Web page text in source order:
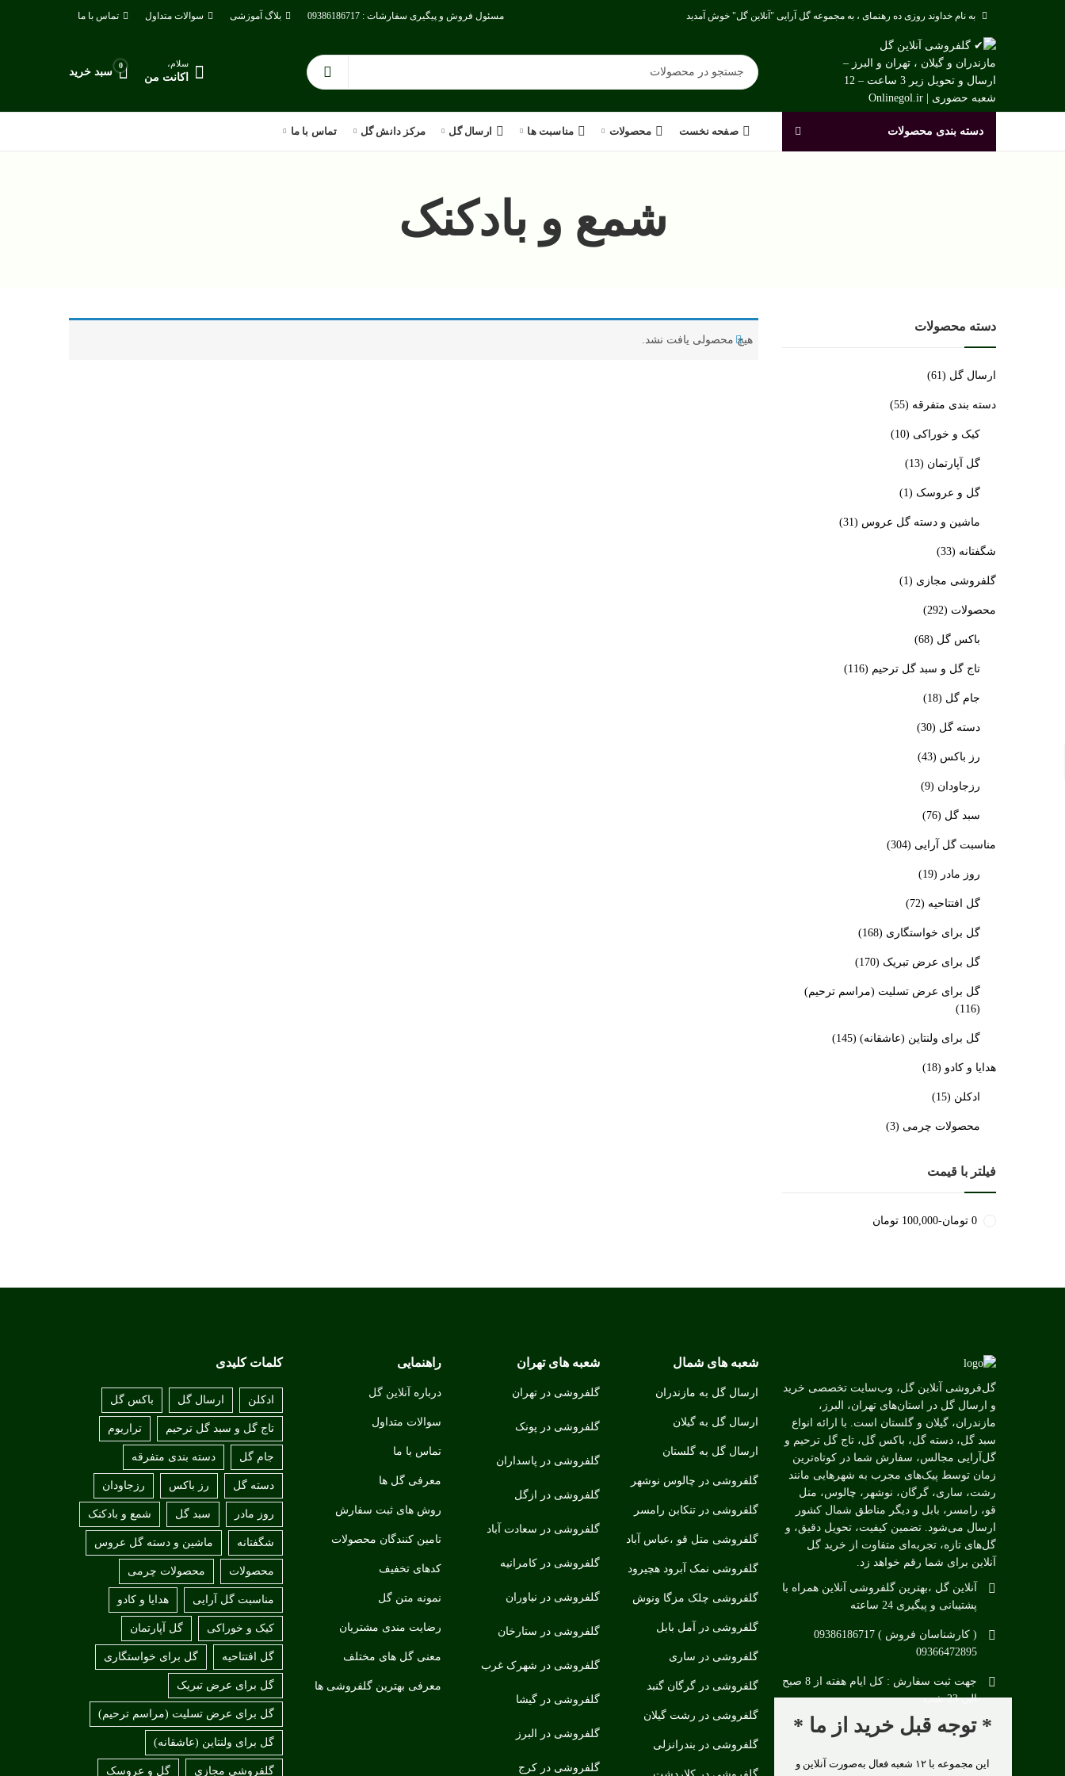
به نام خداوند روزی ده رهنمای ، به مجموعه گل آرایی "آنلاین گل" خوش آمدید مسئول فروش و پیگیری سفارشات : 09386186717 بلاگ آموزشی سوالات متداول تماس با ما
سلام،
اکانت من
0
سبد خرید
دسته بندی محصولات صفحه نخست محصولات مناسبت ها ارسال گل مرکز دانش گل تماس با ما
شمع و بادکنک
هیچ محصولی یافت نشد.
دسته محصولات
ارسال گل (61)
دسته بندی متفرقه (55)
کیک و خوراکی (10)
گل آپارتمان (13)
گل و عروسک (1)
ماشین و دسته گل عروس (31)
شگفتانه (33)
گلفروشی مجازی (1)
محصولات (292)
باکس گل (68)
تاج گل و سبد گل ترحیم (116)
جام گل (18)
دسته گل (30)
رز باکس (43)
رزجاودان (9)
سبد گل (76)
مناسبت گل آرایی (304)
روز مادر (19)
گل افتتاحیه (72)
گل برای خواستگاری (168)
گل برای عرض تبریک (170)
گل برای عرض تسلیت (مراسم ترحیم)
(116)
گل برای ولنتاین (عاشقانه) (145)
هدایا و کادو (18)
ادکلن (15)
محصولات چرمی (3)
فیلتر با قیمت
0 تومان-
100,000 تومان
گل‌فروشی آنلاین گل، وب‌سایت تخصصی خرید
و ارسال گل در استان‌های تهران، البرز،
مازندران، گیلان و گلستان است. با ارائه انواع
سبد گل، دسته گل، باکس گل، تاج گل ترحیم و
گل‌آرایی مجالس، سفارش شما در کوتاه‌ترین
زمان توسط پیک‌های مجرب به شهرهایی مانند
رشت، ساری، گرگان، نوشهر، چالوس، متل
قو، رامسر، بابل و دیگر مناطق شمال کشور
ارسال می‌شود. تضمین کیفیت، تحویل دقیق، و
گل‌های تازه، تجربه‌ای متفاوت از خرید گل
آنلاین برای شما رقم خواهد زد.
آنلاین گل ،بهترین گلفروشی آنلاین همراه با
پشتیبانی و پیگیری 24 ساعته
( کارشناسان فروش ) 09386186717
09366472895
جهت ثبت سفارش : کل ایام هفته از 8 صبح
الی 23 شب
شعبه های شمال
ارسال گل به مازندران
ارسال گل به گیلان
ارسال گل به گلستان
گلفروشی در چالوس نوشهر
گلفروشی در تنکابن رامسر
گلفروشی متل قو ،عباس آباد
گلفروشی نمک آبرود هچیرود
گلفروشی چلک مزگا ونوش
گلفروشی در آمل بابل
گلفروشی در ساری
گلفروشی در گرگان گنبد
گلفروشی در رشت گیلان
گلفروشی در بندرانزلی
شعبه های تهران
گلفروشی در تهران
گلفروشی در پونک
گلفروشی در پاسداران
گلفروشی در ازگل
گلفروشی در سعادت آباد
گلفروشی در کامرانیه
گلفروشی در نیاوران
گلفروشی در ستارخان
گلفروشی در شهرک غرب
گلفروشی در گیشا
گلفروشی در البرز
گلفروشی در کرج
راهنمایی
درباره آنلاین گل
سوالات متداول
تماس با ما
معرفی گل ها
روش های ثبت سفارش
تامین کنندگان محصولات
کدهای تخفیف
نمونه متن گل
رضایت مندی مشتریان
معنی گل های مختلف
معرفی بهترین گلفروشی ها
کلمات کلیدی
ادکلن ارسال گل باکس گل
تاج گل و سبد گل ترحیم تراریوم
جام گل دسته بندی متفرقه
دسته گل رز باکس رزجاودان
روز مادر سبد گل شمع و بادکنک
شگفتانه ماشین و دسته گل عروس
محصولات محصولات چرمی
مناسبت گل آرایی هدایا و کادو
کیک و خوراکی گل آپارتمان
گل افتتاحیه گل برای خواستگاری
گل برای عرض تبریک
گل برای عرض تسلیت (مراسم ترحیم)
گل برای ولنتاین (عاشقانه)
گلفروشی مجازی گل و عروسک
* توجه قبل خرید از ما *
این مجموعه با ۱۲ شعبه فعال به‌صورت آنلاین و